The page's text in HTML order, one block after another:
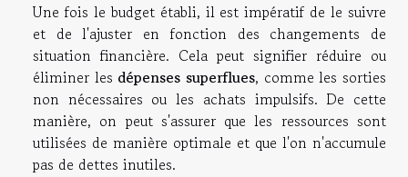
Une fois le budget établi, il est impératif de le suivre
et de l'ajuster en fonction des changements de
situation financière. Cela peut signifier réduire ou
éliminer les dépenses superflues, comme les sorties
non nécessaires ou les achats impulsifs. De cette
manière, on peut s'assurer que les ressources sont
utilisées de manière optimale et que l'on n'accumule
pas de dettes inutiles.